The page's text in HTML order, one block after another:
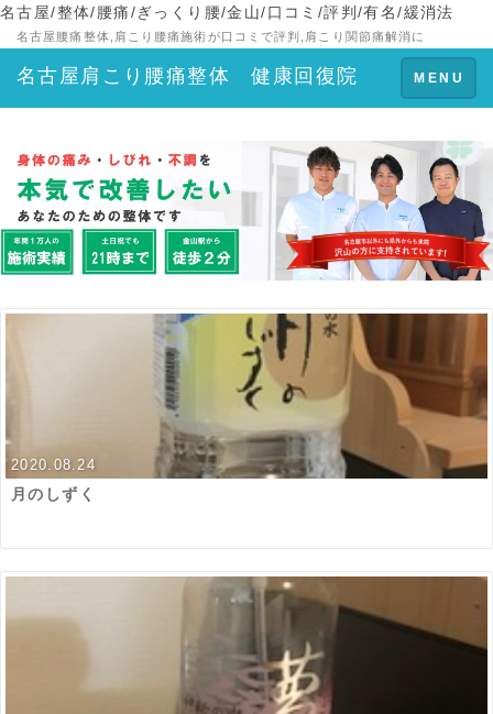
名古屋/整体/腰痛/ぎっくり腰/金山/口コミ/評判/有名/緩消法
名古屋腰痛整体,肩こり腰痛施術が口コミで評判,肩こり関節痛解消に
Toggle
navigation
MENU
名古屋肩こり腰痛整体 健康回復院
2020.08.24
月のしずく